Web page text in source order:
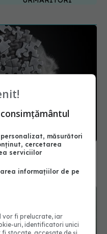
5 strategii
măsurători
cercetarea
serviciilor
informațiilor de pe
vor fi prelucrate, iar
uri, identificatori unici